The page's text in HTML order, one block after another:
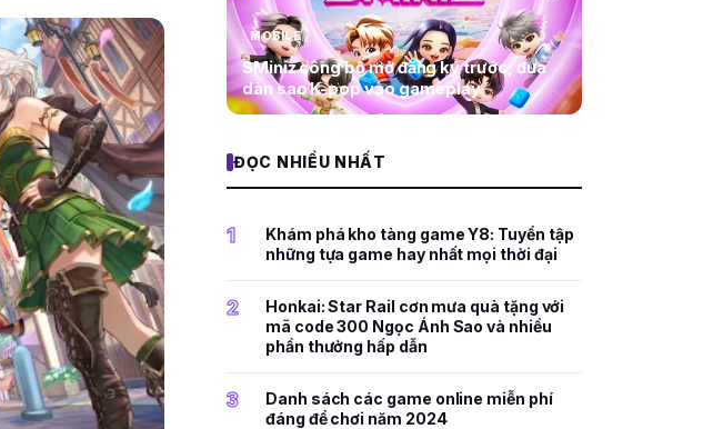
MOBILE
SMiniz công bố mở đăng ký trước, đưa
dàn sao K-pop vào gameplay
ĐỌC NHIỀU NHẤT
1
Khám phá kho tàng game Y8: Tuyển tập
những tựa game hay nhất mọi thời đại
2
Honkai: Star Rail cơn mưa quà tặng với
mã code 300 Ngọc Ánh Sao và nhiều
phần thưởng hấp dẫn
3
Danh sách các game online miễn phí
đáng để chơi năm 2024